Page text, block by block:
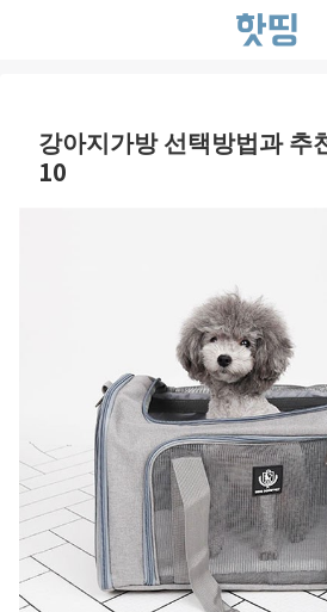
강아지가방 선택방법과 추
10